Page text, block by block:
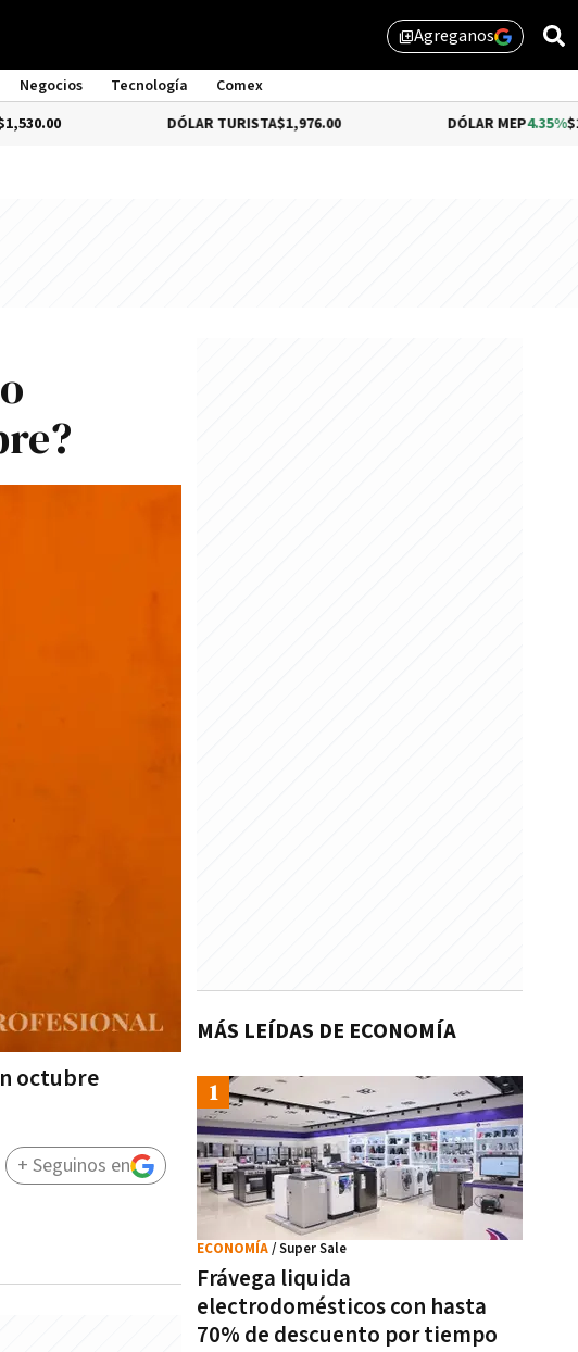
library_addAgreganos
Negocios Tecnología
Comex
DÓLAR TURISTA$1,976.00 4.35%$1,579.46
octubre
+ Seguinos en
MÁS LEÍDAS DE ECONOMÍA
Frávega liquida
electrodomésticos con hasta
70% de descuento por tiempo
ECONOMÍA/ Super Sale